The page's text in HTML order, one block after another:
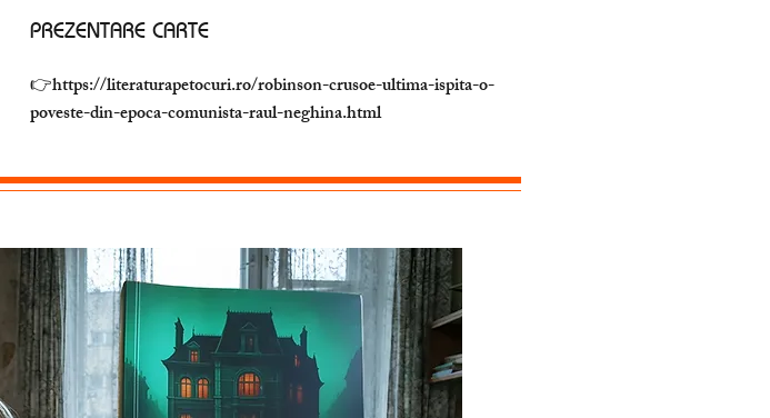
PREZENTARE CARTE
👉https://literaturapetocuri.ro/robinson-crusoe-ultima-ispita-o-
poveste-din-epoca-comunista-raul-neghina.html